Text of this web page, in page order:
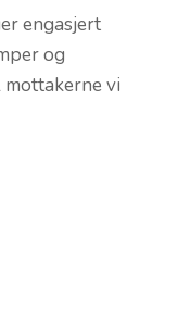
engasjert
og
vi